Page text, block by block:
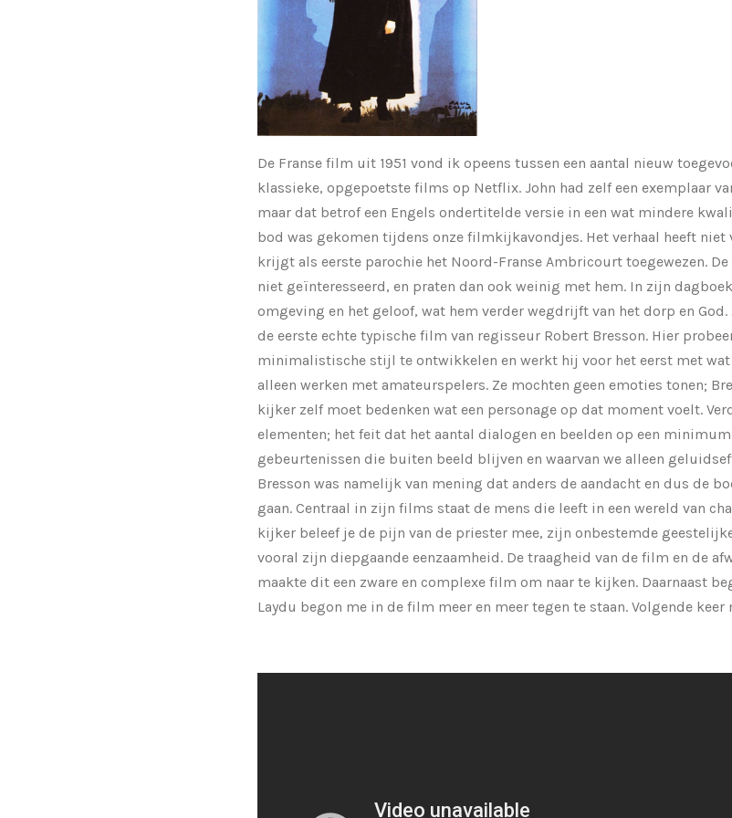
De Franse film uit 1951 vond ik opeens tussen een aantal nieuw
klassieke, opgepoetste films op Netflix. John had zelf een exemplaar
maar dat betrof een Engels ondertitelde versie in een wat mindere
bod was gekomen tijdens onze filmkijkavondjes. Het verhaal heeft
krijgt als eerste parochie het Noord-Franse Ambricourt toegewezen.
niet geïnteresseerd, en praten dan ook weinig met hem. In zijn
omgeving en het geloof, wat hem verder wegdrijft van het dorp en
de eerste echte typische film van regisseur Robert Bresson. Hier
minimalistische stijl te ontwikkelen en werkt hij voor het eerst met
alleen werken met amateurspelers. Ze mochten geen emoties tonen;
kijker zelf moet bedenken wat een personage op dat moment voelt.
elementen; het feit dat het aantal dialogen en beelden op een
gebeurtenissen die buiten beeld blijven en waarvan we alleen
Bresson was namelijk van mening dat anders de aandacht en dus de
gaan. Centraal in zijn films staat de mens die leeft in een wereld van
kijker beleef je de pijn van de priester mee, zijn onbestemde
vooral zijn diepgaande eenzaamheid. De traagheid van de film en de
maakte dit een zware en complexe film om naar te kijken. Daarnaast
Laydu begon me in de film meer en meer tegen te staan. Volgende